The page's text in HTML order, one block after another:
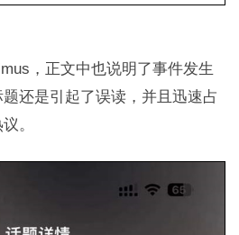
，正文中也说明了事件发生
还是引起了误读，并且迅速占
。